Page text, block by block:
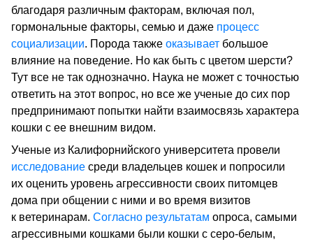
благодаря различным факторам, включая пол,
гормональные факторы, семью и даже процесс
социализации. Порода также оказывает большое
влияние на поведение. Но как быть с цветом шерсти?
Тут все не так однозначно. Наука не может с точностью
ответить на этот вопрос, но все же ученые до сих пор
предпринимают попытки найти взаимосвязь характера
кошки с ее внешним видом.
Ученые из Калифорнийского университета провели
исследование среди владельцев кошек и попросили
их оценить уровень агрессивности своих питомцев
дома при общении с ними и во время визитов
к ветеринарам. Согласно результатам опроса, самыми
агрессивными кошками были кошки с серо-белым,